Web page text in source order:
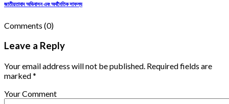
জাতীয়তাবাদ অভিবাসন এবং অর্থনৈতিক সাফল্য
Comments (0)
Leave a Reply
Your email address will not be published. Required fields are
marked *
Your Comment